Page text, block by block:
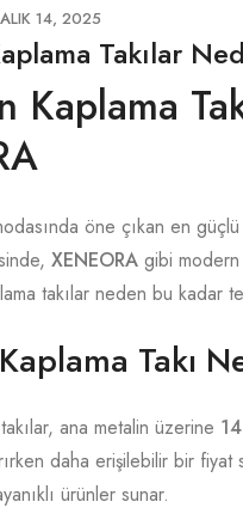
14, 2025
Takılar
Kaplama
öne çıkan en
XENEORA gibi modern
takılar neden bu kadar
Takı
ana metalin üzerine
daha erişilebilir bir fiyat
ürünler sunar.